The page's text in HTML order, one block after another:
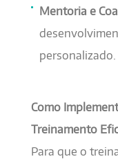
Mentoria e
personalizado.
Como
Treinamento
Para que o